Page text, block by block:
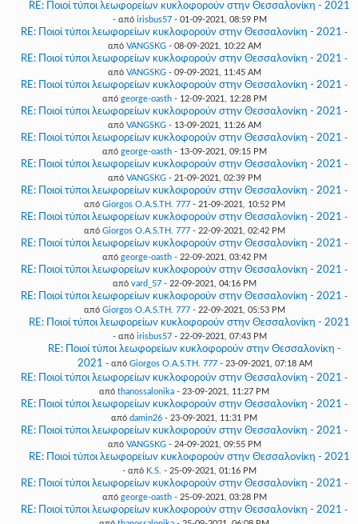
RE: Ποιοί τύποι λεωφορείων κυκλοφορούν στην Θεσσαλονίκη - 2021
- από irisbus57- 01-09-2021, 08:59 PM
RE: Ποιοί τύποι λεωφορείων κυκλοφορούν στην Θεσσαλονίκη - 2021 -
από VANGSKG- 08-09-2021, 10:22 AM
RE: Ποιοί τύποι λεωφορείων κυκλοφορούν στην Θεσσαλονίκη - 2021 -
από VANGSKG- 09-09-2021, 11:45 AM
RE: Ποιοί τύποι λεωφορείων κυκλοφορούν στην Θεσσαλονίκη - 2021 -
από george-oasth- 12-09-2021, 12:28 PM
RE: Ποιοί τύποι λεωφορείων κυκλοφορούν στην Θεσσαλονίκη - 2021 -
από VANGSKG- 13-09-2021, 11:26 AM
RE: Ποιοί τύποι λεωφορείων κυκλοφορούν στην Θεσσαλονίκη - 2021 -
από george-oasth- 13-09-2021, 09:15 PM
RE: Ποιοί τύποι λεωφορείων κυκλοφορούν στην Θεσσαλονίκη - 2021 -
από VANGSKG- 21-09-2021, 02:39 PM
RE: Ποιοί τύποι λεωφορείων κυκλοφορούν στην Θεσσαλονίκη - 2021 -
από Giorgos O.A.S.TH. 777- 21-09-2021, 10:52 PM
RE: Ποιοί τύποι λεωφορείων κυκλοφορούν στην Θεσσαλονίκη - 2021 -
από Giorgos O.A.S.TH. 777- 22-09-2021, 02:42 PM
RE: Ποιοί τύποι λεωφορείων κυκλοφορούν στην Θεσσαλονίκη - 2021 -
από george-oasth- 22-09-2021, 03:42 PM
RE: Ποιοί τύποι λεωφορείων κυκλοφορούν στην Θεσσαλονίκη - 2021 -
από vard_57- 22-09-2021, 04:16 PM
RE: Ποιοί τύποι λεωφορείων κυκλοφορούν στην Θεσσαλονίκη - 2021 -
από Giorgos O.A.S.TH. 777- 22-09-2021, 05:53 PM
RE: Ποιοί τύποι λεωφορείων κυκλοφορούν στην Θεσσαλονίκη - 2021
- από irisbus57- 22-09-2021, 07:43 PM
RE: Ποιοί τύποι λεωφορείων κυκλοφορούν στην Θεσσαλονίκη -
2021 - από Giorgos O.A.S.TH. 777- 23-09-2021, 07:18 AM
RE: Ποιοί τύποι λεωφορείων κυκλοφορούν στην Θεσσαλονίκη - 2021 -
από thanossalonika - 23-09-2021, 11:27 PM
RE: Ποιοί τύποι λεωφορείων κυκλοφορούν στην Θεσσαλονίκη - 2021 -
από damin26 - 23-09-2021, 11:31 PM
RE: Ποιοί τύποι λεωφορείων κυκλοφορούν στην Θεσσαλονίκη - 2021 -
από VANGSKG- 24-09-2021, 09:55 PM
RE: Ποιοί τύποι λεωφορείων κυκλοφορούν στην Θεσσαλονίκη - 2021
- από K.S. - 25-09-2021, 01:16 PM
RE: Ποιοί τύποι λεωφορείων κυκλοφορούν στην Θεσσαλονίκη - 2021 -
από george-oasth- 25-09-2021, 03:28 PM
RE: Ποιοί τύποι λεωφορείων κυκλοφορούν στην Θεσσαλονίκη - 2021 -